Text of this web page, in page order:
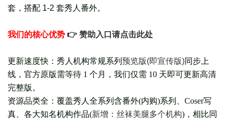
套， 搭配 1-2 套秀人番外。
我们的核心优势 👉 赞助入口请点击此处
更新速度快：秀人机构常规系列 预览版(即宣传版)同步上
线，官方原版需等待 1 个月，我们仅需 10 天即可更新高清
完整版。
资源品类全：覆盖秀人全系列含番外(内购)系列、Coser写
真、各大知名机构作品(新增：丝袜美腿多个机构)，相比同